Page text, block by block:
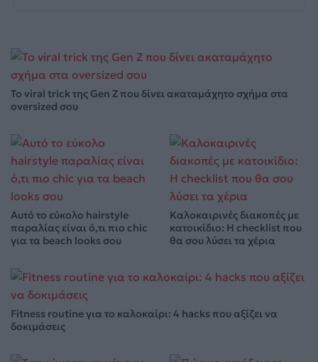
Το viral trick της Gen Z που δίνει ακαταμάχητο σχήμα στα
oversized σου
Αυτό το εύκολο hairstyle
παραλίας είναι ό,τι πιο chic
για τα beach looks σου
Καλοκαιρινές διακοπές με
κατοικίδιο: Η checklist που
θα σου λύσει τα χέρια
Fitness routine για το καλοκαίρι: 4 hacks που αξίζει να
δοκιμάσεις